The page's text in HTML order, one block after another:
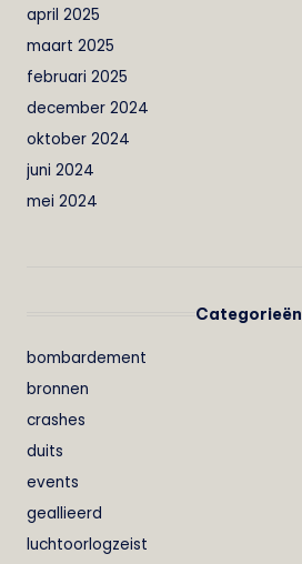
april 2025
maart 2025
februari 2025
december 2024
oktober 2024
juni 2024
mei 2024
Categorieën
bombardement
bronnen
crashes
duits
events
geallieerd
luchtoorlogzeist